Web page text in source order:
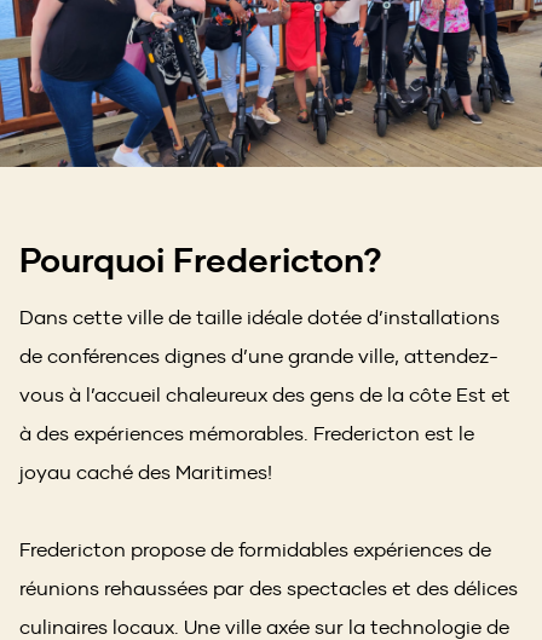
Pourquoi Fredericton?
Dans cette ville de taille idéale dotée d’installations
de conférences dignes d’une grande ville, attendez-
vous à l’accueil chaleureux des gens de la côte Est et
à des expériences mémorables. Fredericton est le
joyau caché des Maritimes!
Fredericton propose de formidables expériences de
réunions rehaussées par des spectacles et des délices
culinaires locaux. Une ville axée sur la technologie de